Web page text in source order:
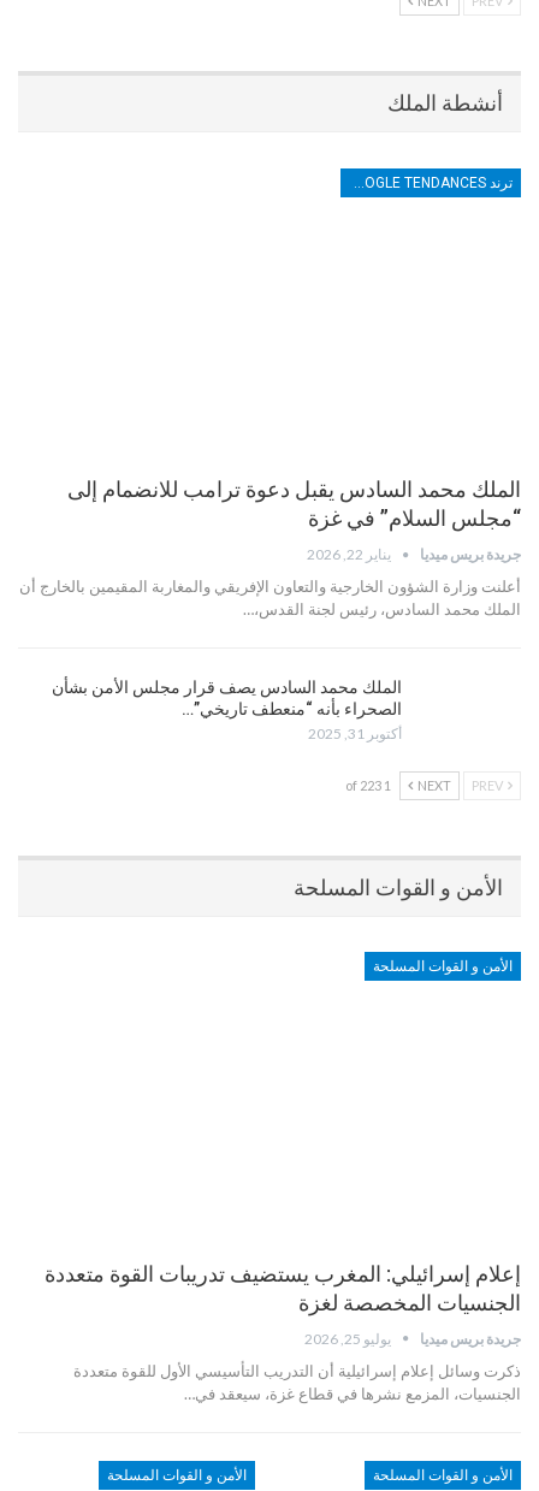
أنشطة الملك
الملك محمد السادس يقبل دعوة ترامب للانضمام إلى
“مجلس السلام” في غزة
جريدة بريس ميديا يناير 22, 2026
أعلنت وزارة الشؤون الخارجية والتعاون الإفريقي والمغاربة المقيمين بالخارج أن
الملك محمد السادس، رئيس لجنة القدس،…
الملك محمد السادس يصف قرار مجلس الأمن بشأن
الصحراء بأنه “منعطف تاريخي”…
أكتوبر 31, 2025
NEXT
1 of 223
الأمن و القوات المسلحة
الأمن و القوات المسلحة
إعلام إسرائيلي: المغرب يستضيف تدريبات القوة متعددة
الجنسيات المخصصة لغزة
جريدة بريس ميديا يوليو 25, 2026
ذكرت وسائل إعلام إسرائيلية أن التدريب التأسيسي الأول للقوة متعددة
الجنسيات، المزمع نشرها في قطاع غزة، سيعقد في…
الأمن و القوات المسلحة الأمن و القوات المسلحة